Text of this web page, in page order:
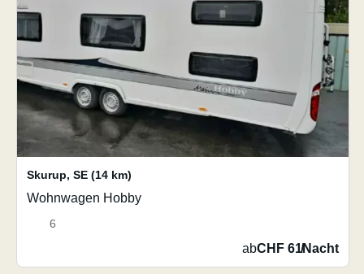
Skurup, SE (14 km)
Wohnwagen Hobby
6
abCHF 61/Nacht